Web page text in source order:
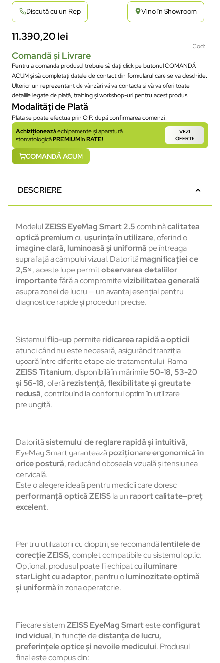
Discută cu un Rep Vino în Showroom
11.390,20 lei
Cod:
Comandă și Livrare
Pentru a comanda produsul trebuie să dați click pe butonul COMANDĂ
ACUM și să completați datele de contact din formularul care se va deschide.
Ulterior un reprezentant de vânzări vă va contacta și vă va oferi toate
detaliile legate de plată, training și workshop-uri pentru acest produs.
Modalități de Plată
Plata se poate efectua prin O.P. după confirmarea comenzii.
Achiziționeazăechipamente și aparatură
stomatologicăPREMIUMînRATE!
VEZI
OFERTE
COMANDĂ ACUM
DESCRIERE
ModelulZEISS EyeMag Smart 2.5combinăcalitatea
optică premiumcu ușurința în utilizare, oferind o
imagine clară, luminoasă și uniformă pe întreaga
suprafață a câmpului vizual. Datoritămagnificației de
2,5×, aceste lupe permitobservarea detaliilor
importantefără a compromitevizibilitatea generală
asupra zonei de lucru — un avantaj esențial pentru
diagnostice rapide și proceduri precise.
Sistemulflip-uppermiteridicarea rapidă a opticii
atunci când nu este necesară, asigurând tranziția
ușoară între diferite etape ale tratamentului. Rama
ZEISS Titanium, disponibilă în mărimile50-18, 53-20
și 56-18, oferărezistență, flexibilitate și greutate
redusă, contribuind la confortul optim în utilizare
prelungită.
Datorităsistemului de reglare rapidă și intuitivă,
EyeMag Smart garanteazăpoziționare ergonomică în
orice postură, reducând oboseala vizuală și tensiunea
cervicală.
Este o alegere ideală pentru medicii care doresc
performanță optică ZEISSla un raport calitate–preț
excelent.
Pentru utilizatorii cu dioptrii, se recomandălentilele de
corecție ZEISS, complet compatibile cu sistemul optic.
Opțional, produsul poate fi echipat cuiluminare
starLight cu adaptor, pentru oluminozitate optimă
și uniformăîn zona operatorie.
Fiecare sistemZEISS EyeMag Smartesteconfigurat
individual, în funcție dedistanța de lucru,
preferințele optice și nevoile medicului. Produsul
final este compus din: